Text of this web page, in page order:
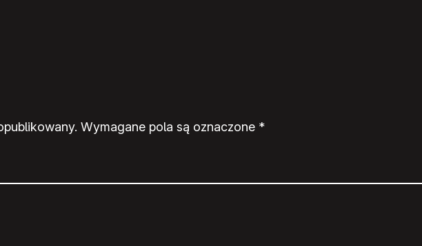
Wymagane pola są oznaczone *